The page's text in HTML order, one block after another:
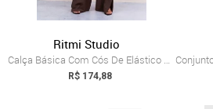
Ritmi Studio
Calça Básica Com Cós De Elástico Ritmi S...
R$ 174,88